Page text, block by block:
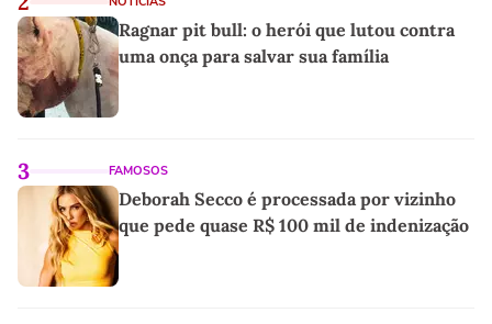
Ragnar pit bull: o herói que lutou contra
uma onça para salvar sua família
3 FAMOSOS
Deborah Secco é processada por vizinho
que pede quase R$ 100 mil de indenização